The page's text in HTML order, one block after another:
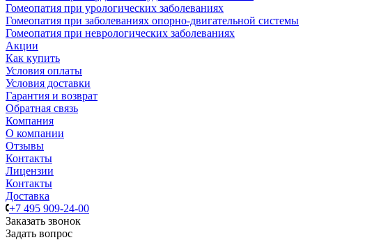
Гомеопатия при урологических заболеваниях
Гомеопатия при заболеваниях опорно-двигательной системы
Гомеопатия при неврологических заболеваниях
Акции
Как купить
Условия оплаты
Условия доставки
Гарантия и возврат
Обратная связь
Компания
О компании
Отзывы
Контакты
Лицензии
Контакты
Доставка
+7 495 909-24-00
Заказать звонок
Задать вопрос